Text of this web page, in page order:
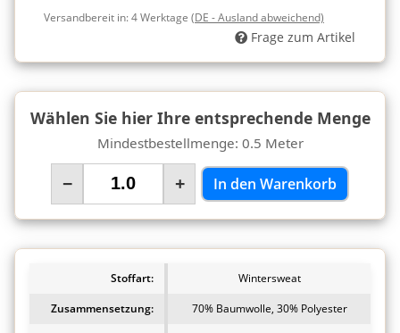
Versandbereit in:4 Werktage (DE - Ausland abweichend)
Frage zum Artikel
Wählen Sie hier Ihre entsprechende Menge
Mindestbestellmenge: 0.5 Meter
− + In den Warenkorb
Stoffart:
Wintersweat
Zusammensetzung:
70% Baumwolle, 30% Polyester